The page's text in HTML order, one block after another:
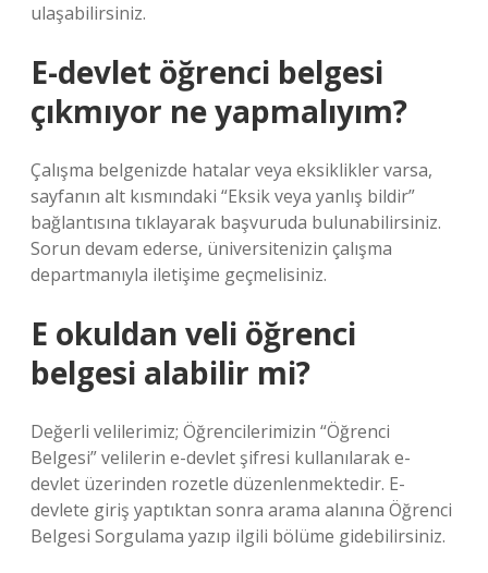
ulaşabilirsiniz.
E-devlet öğrenci belgesi
çıkmıyor ne yapmalıyım?
Çalışma belgenizde hatalar veya eksiklikler varsa,
sayfanın alt kısmındaki “Eksik veya yanlış bildir”
bağlantısına tıklayarak başvuruda bulunabilirsiniz.
Sorun devam ederse, üniversitenizin çalışma
departmanıyla iletişime geçmelisiniz.
E okuldan veli öğrenci
belgesi alabilir mi?
Değerli velilerimiz; Öğrencilerimizin “Öğrenci
Belgesi” velilerin e-devlet şifresi kullanılarak e-
devlet üzerinden rozetle düzenlenmektedir. E-
devlete giriş yaptıktan sonra arama alanına Öğrenci
Belgesi Sorgulama yazıp ilgili bölüme gidebilirsiniz.